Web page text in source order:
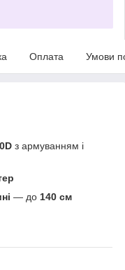
Оплата Умови
з армуванням і
— до 140 см